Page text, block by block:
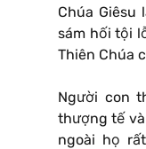
Chúa Giêsu
sám hối tội
Thiên Chúa
Người con
thượng tế
ngoài họ